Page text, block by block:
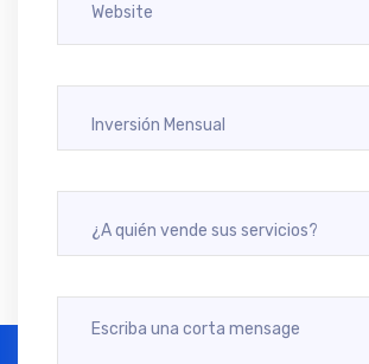
Inversión Mensual
¿A quién vende sus servicios?